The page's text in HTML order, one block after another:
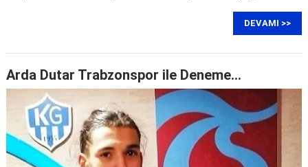
DEVAMI >>
Arda Dutar Trabzonspor ile Deneme…